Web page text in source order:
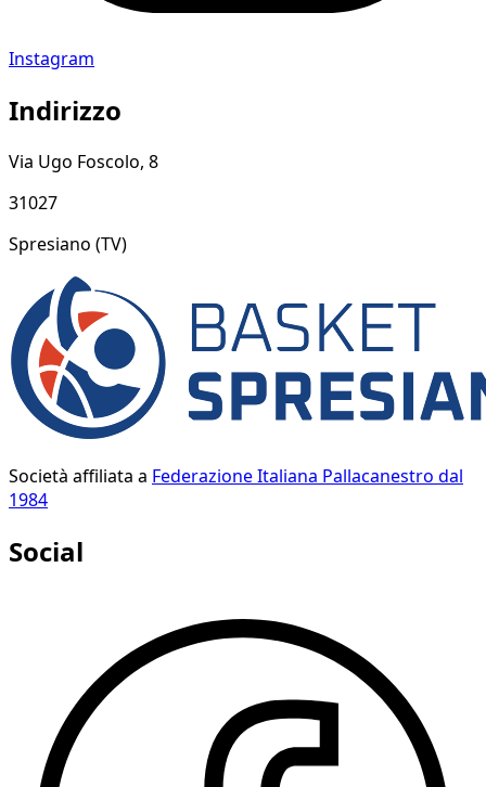
Instagram
Indirizzo
Via Ugo Foscolo, 8
31027
Spresiano (TV)
Società affiliata a Federazione Italiana Pallacanestro dal
1984
Social